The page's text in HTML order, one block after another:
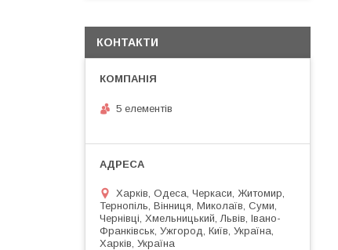
КОНТАКТИ
5 елементів
Харків, Одеса, Черкаси, Житомир,
Тернопіль, Вінниця, Миколаїв, Суми,
Чернівці, Хмельницький, Львів, Івано-
Франківськ, Ужгород, Київ, Україна,
Харків, Україна